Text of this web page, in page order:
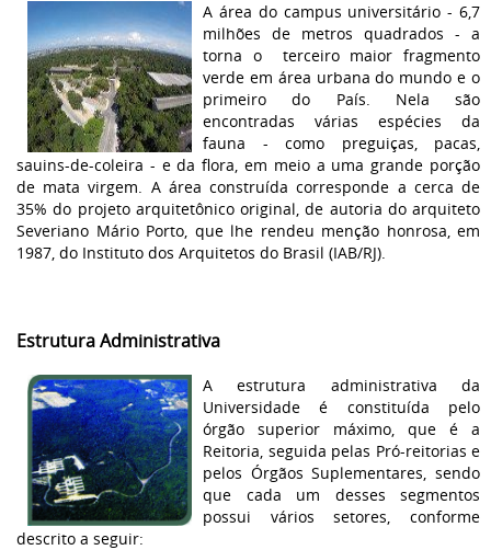
A área do campus universitário - 6,7
milhões de metros quadrados - a
torna o terceiro maior fragmento
verde em área urbana do mundo e o
primeiro do País. Nela são
encontradas várias espécies da
fauna - como preguiças, pacas,
sauins-de-coleira - e da flora, em meio a uma grande porção
de mata virgem. A área construída corresponde a cerca de
35% do projeto arquitetônico original, de autoria do arquiteto
Severiano Mário Porto, que lhe rendeu menção honrosa, em
1987, do Instituto dos Arquitetos do Brasil (IAB/RJ).
Estrutura Administrativa
A estrutura administrativa da
Universidade é constituída pelo
órgão superior máximo, que é a
Reitoria, seguida pelas Pró-reitorias e
pelos Órgãos Suplementares, sendo
que cada um desses segmentos
possui vários setores, conforme
descrito a seguir: